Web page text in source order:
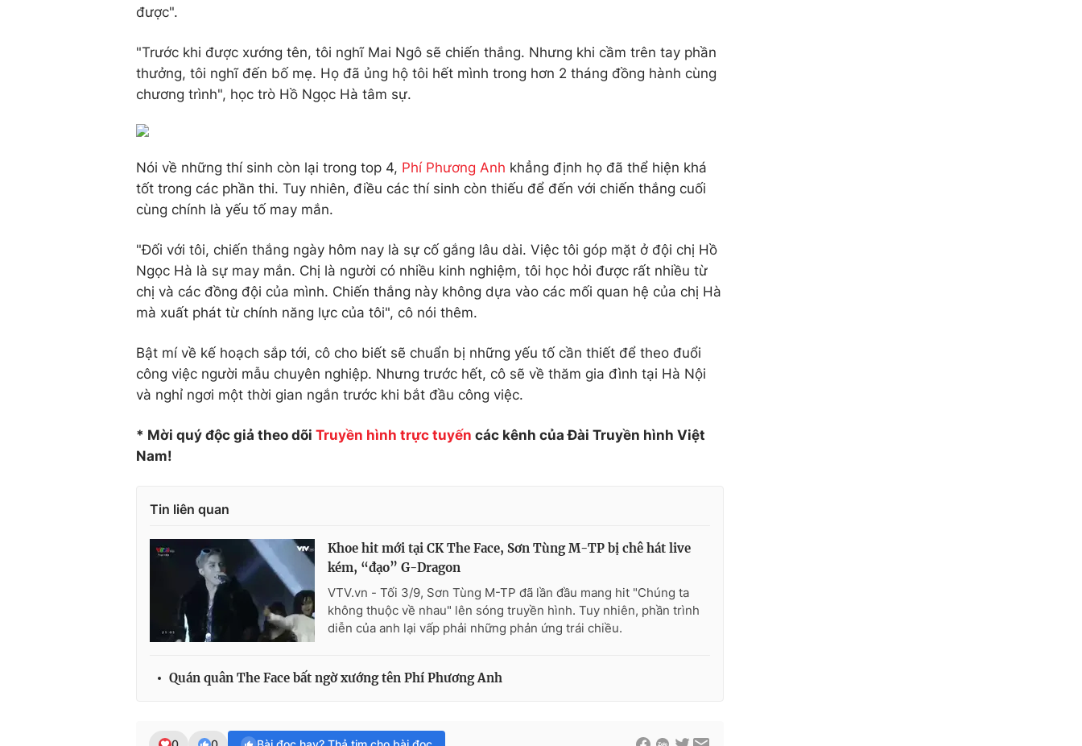
được".
"Trước khi được xướng tên, tôi nghĩ Mai Ngô sẽ chiến thắng. Nhưng khi cầm trên tay phần
thưởng, tôi nghĩ đến bố mẹ. Họ đã ủng hộ tôi hết mình trong hơn 2 tháng đồng hành cùng
chương trình", học trò Hồ Ngọc Hà tâm sự.
Nói về những thí sinh còn lại trong top 4, Phí Phương Anh khẳng định họ đã thể hiện khá
tốt trong các phần thi. Tuy nhiên, điều các thí sinh còn thiếu để đến với chiến thắng cuối
cùng chính là yếu tố may mắn.
"Đối với tôi, chiến thắng ngày hôm nay là sự cố gắng lâu dài. Việc tôi góp mặt ở đội chị Hồ
Ngọc Hà là sự may mắn. Chị là người có nhiều kinh nghiệm, tôi học hỏi được rất nhiều từ
chị và các đồng đội của mình. Chiến thắng này không dựa vào các mối quan hệ của chị Hà
mà xuất phát từ chính năng lực của tôi", cô nói thêm.
Bật mí về kế hoạch sắp tới, cô cho biết sẽ chuẩn bị những yếu tố cần thiết để theo đuổi
công việc người mẫu chuyên nghiệp. Nhưng trước hết, cô sẽ về thăm gia đình tại Hà Nội
và nghỉ ngơi một thời gian ngắn trước khi bắt đầu công việc.
* Mời quý độc giả theo dõi Truyền hình trực tuyến các kênh của Đài Truyền hình Việt
Nam!
Tin liên quan
Khoe hit mới tại CK The Face, Sơn Tùng M-TP bị chê hát live
kém, “đạo” G-Dragon
VTV.vn - Tối 3/9, Sơn Tùng M-TP đã lần đầu mang hit "Chúng ta
không thuộc về nhau" lên sóng truyền hình. Tuy nhiên, phần trình
diễn của anh lại vấp phải những phản ứng trái chiều.
Quán quân The Face bất ngờ xướng tên Phí Phương Anh